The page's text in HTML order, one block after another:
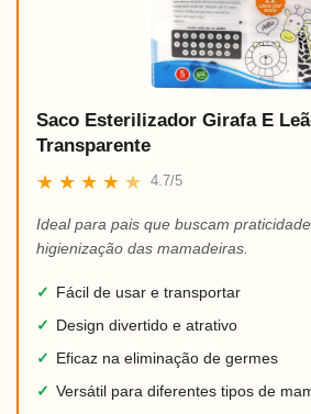
Saco Esterilizador Girafa E
Transparente
★ ★ ★ ★ ★ 4.7/5
Ideal para pais que buscam
higienização das mamadeiras.
✓
Fácil de usar e transportar
✓
Design divertido e atrativo
✓
Eficaz na eliminação de germes
✓ Versátil para diferentes tipos de